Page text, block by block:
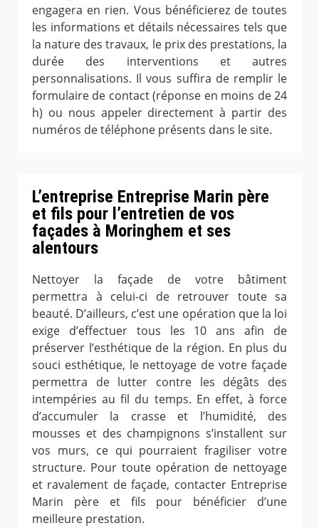
engagera en rien. Vous bénéficierez de toutes
les informations et détails nécessaires tels que
la nature des travaux, le prix des prestations, la
durée des interventions et autres
personnalisations. Il vous suffira de remplir le
formulaire de contact (réponse en moins de 24
h) ou nous appeler directement à partir des
numéros de téléphone présents dans le site.
L’entreprise Entreprise Marin père
et fils pour l’entretien de vos
façades à Moringhem et ses
alentours
Nettoyer la façade de votre bâtiment
permettra à celui-ci de retrouver toute sa
beauté. D’ailleurs, c’est une opération que la loi
exige d’effectuer tous les 10 ans afin de
préserver l’esthétique de la région. En plus du
souci esthétique, le nettoyage de votre façade
permettra de lutter contre les dégâts des
intempéries au fil du temps. En effet, à force
d’accumuler la crasse et l’humidité, des
mousses et des champignons s’installent sur
vos murs, ce qui pourraient fragiliser votre
structure. Pour toute opération de nettoyage
et ravalement de façade, contacter Entreprise
Marin père et fils pour bénéficier d’une
meilleure prestation.